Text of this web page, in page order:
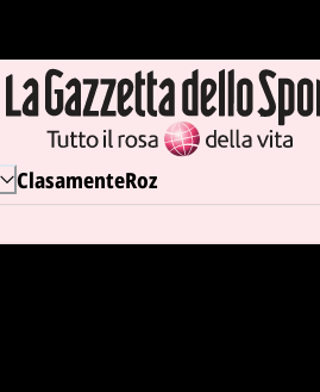
ClasamenteRoz